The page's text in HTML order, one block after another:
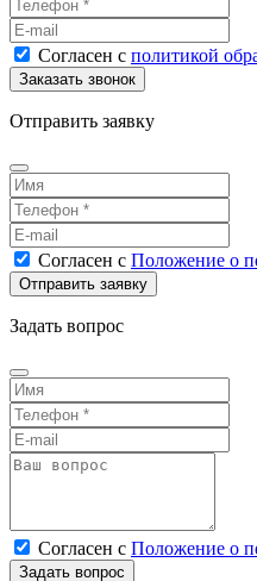
Согласен с политикой
Отправить заявку
Согласен с Положение о
Задать вопрос
Согласен с Положение о